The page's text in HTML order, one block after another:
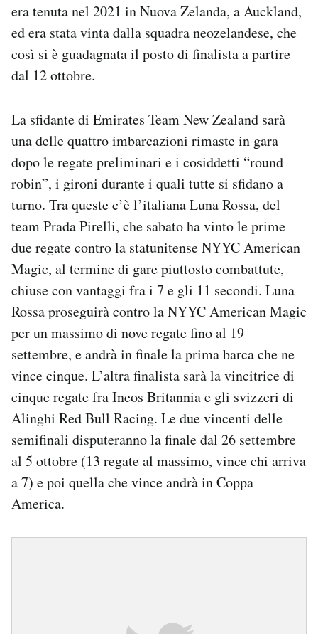
era tenuta nel 2021 in Nuova Zelanda, a Auckland,
ed era stata vinta dalla squadra neozelandese, che
così si è guadagnata il posto di finalista a partire
dal 12 ottobre.
La sfidante di Emirates Team New Zealand sarà
una delle quattro imbarcazioni rimaste in gara
dopo le regate preliminari e i cosiddetti “round
robin”, i gironi durante i quali tutte si sfidano a
turno. Tra queste c’è l’italiana Luna Rossa, del
team Prada Pirelli, che sabato ha vinto le prime
due regate contro la statunitense NYYC American
Magic, al termine di gare piuttosto combattute,
chiuse con vantaggi fra i 7 e gli 11 secondi. Luna
Rossa proseguirà contro la NYYC American Magic
per un massimo di nove regate fino al 19
settembre, e andrà in finale la prima barca che ne
vince cinque. L’altra finalista sarà la vincitrice di
cinque regate fra Ineos Britannia e gli svizzeri di
Alinghi Red Bull Racing. Le due vincenti delle
semifinali disputeranno la finale dal 26 settembre
al 5 ottobre (13 regate al massimo, vince chi arriva
a 7) e poi quella che vince andrà in Coppa
America.